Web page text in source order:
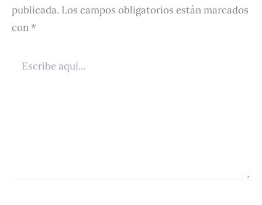
publicada. Los campos obligatorios están marcados
con*
aquí...